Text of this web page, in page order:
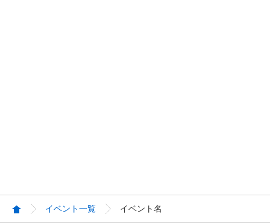
イベント一覧 イベント名